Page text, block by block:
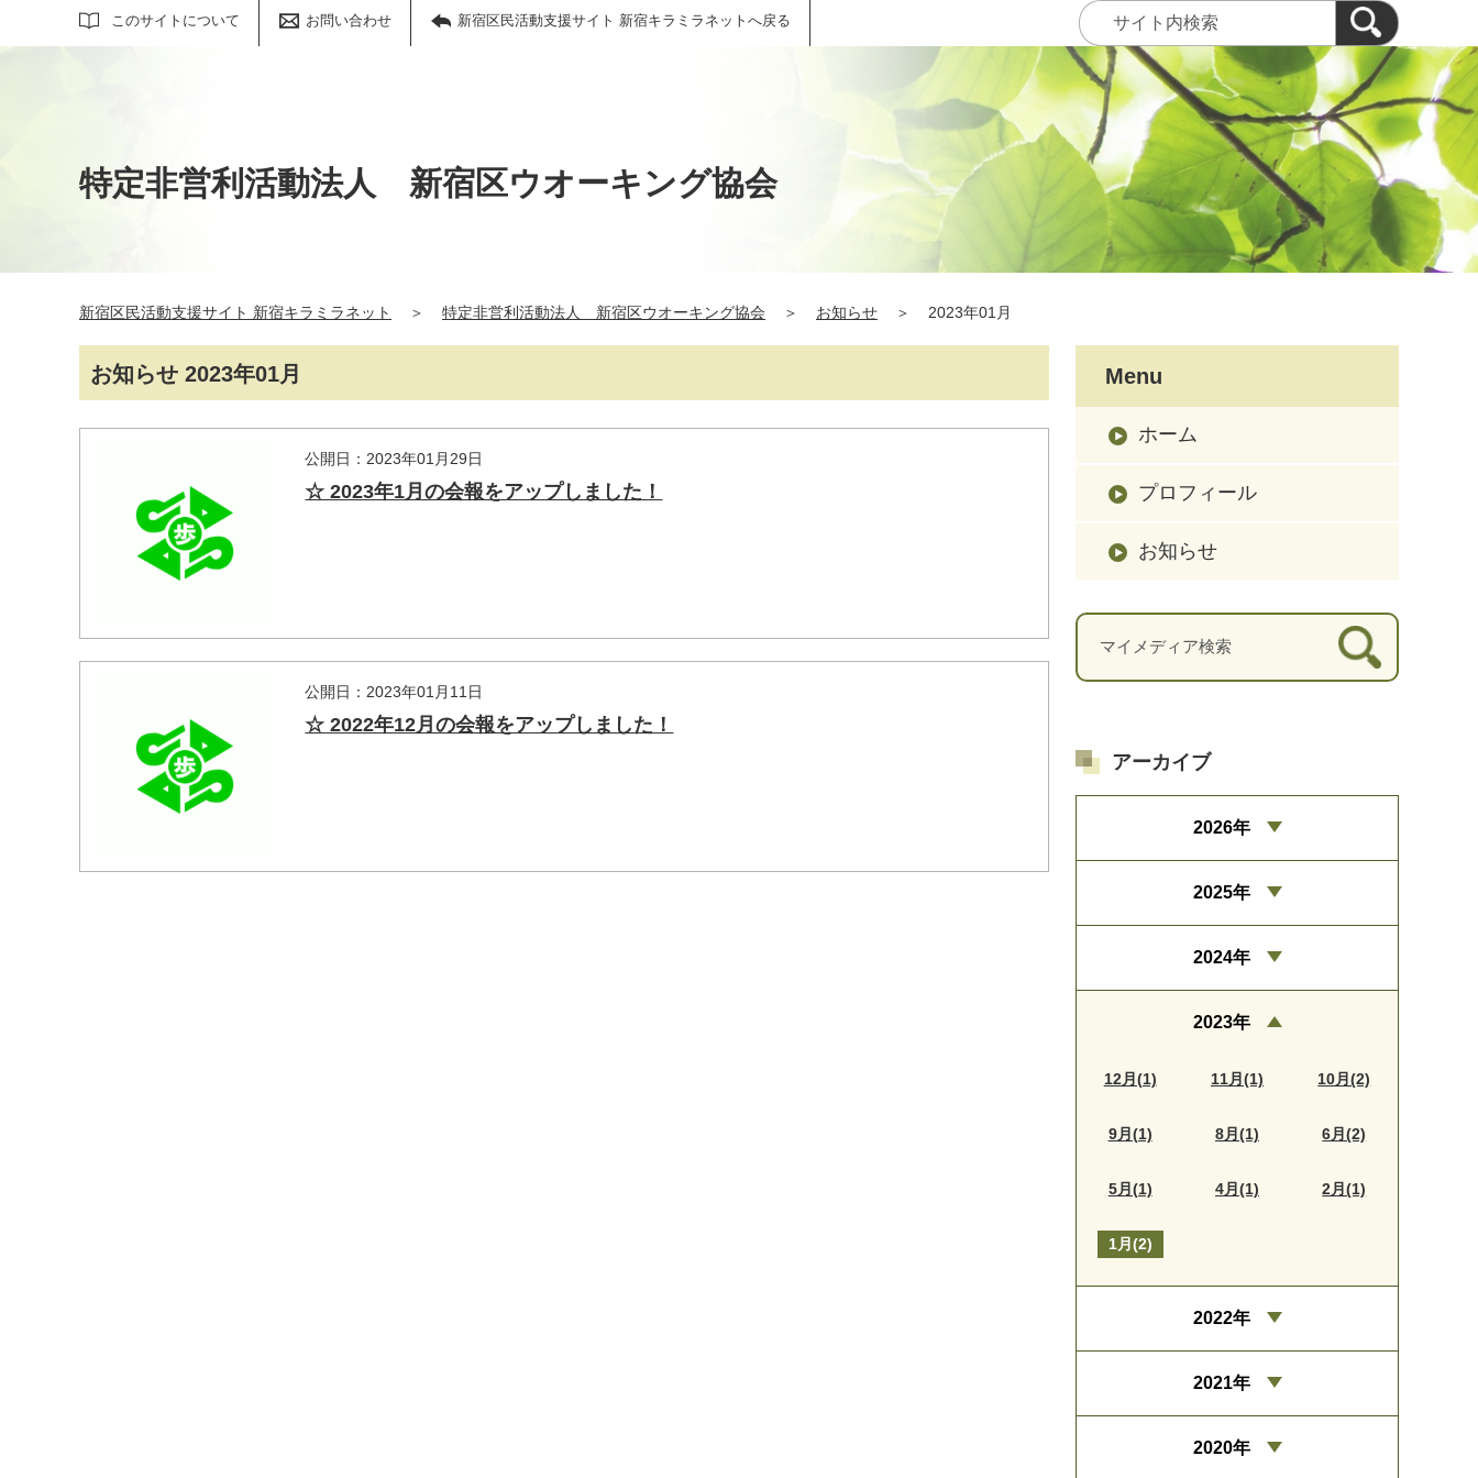
このサイトについて お問い合わせ 新宿区民活動支援サイト 新宿キラミラネットへ戻る
サイト内検索
特定非営利活動法人 新宿区ウオーキング協会
新宿区民活動支援サイト 新宿キラミラネット ＞ 特定非営利活動法人 新宿区ウオーキング協会 ＞ お知らせ ＞ 2023年01月
お知らせ 2023年01月
公開日：2023年01月29日
☆ 2023年1月の会報をアップしました！
公開日：2023年01月11日
☆ 2022年12月の会報をアップしました！
Menu
ホーム
プロフィール
お知らせ
アーカイブ
2026年
2025年
2024年
2023年
12月(1) 11月(1) 10月(2)
9月(1) 8月(1) 6月(2)
5月(1) 4月(1) 2月(1)
1月(2)
2022年
2021年
2020年